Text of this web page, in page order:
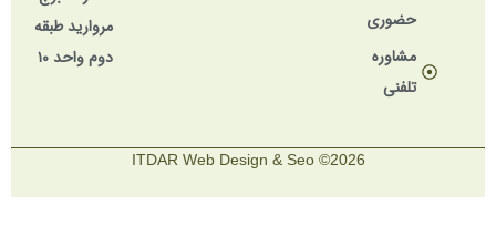
حضوری
مشاوره
تلفنی
مروارید طبقه
دوم واحد ۱۰